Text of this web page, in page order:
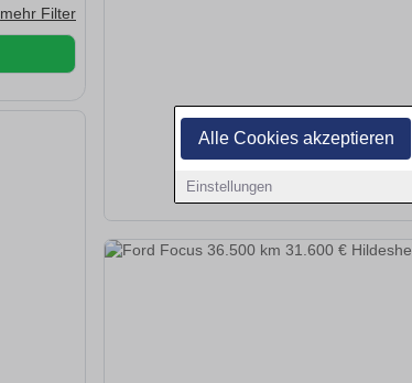
Alle Cookies akzeptieren
Einstellungen
mehr Filter